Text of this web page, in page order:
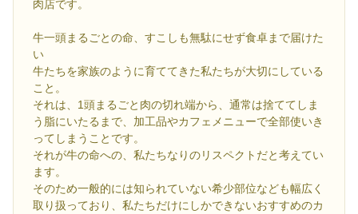
肉店です。
牛一頭まるごとの命、すこしも無駄にせず食卓まで届けた
い
牛たちを家族のように育ててきた私たちが大切にしている
こと。
それは、1頭まるごと肉の切れ端から、通常は捨ててしま
う脂にいたるまで、加工品やカフェメニューで全部使いき
ってしまうことです。
それが牛の命への、私たちなりのリスペクトだと考えてい
ます。
そのため一般的には知られていない希少部位なども幅広く
取り扱っており、私たちだけにしかできないおすすめのカ